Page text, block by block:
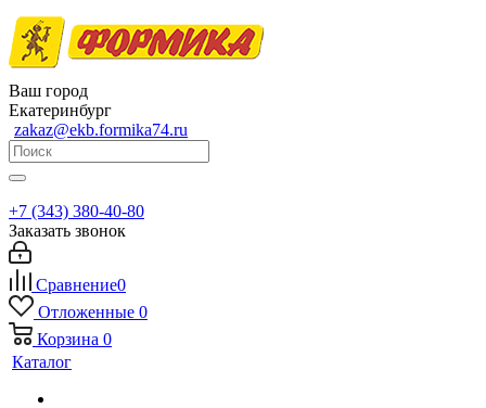
Ваш город
Екатеринбург
zakaz@ekb.formika74.ru
+7 (343) 380-40-80
Заказать звонок
Сравнение0
Отложенные 0
Корзина 0
Каталог